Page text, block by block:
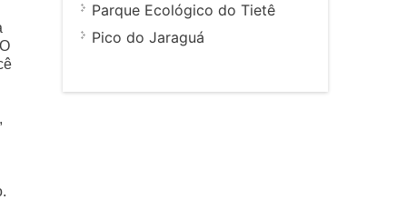
Parque Ecológico do Tietê
Pico do Jaraguá